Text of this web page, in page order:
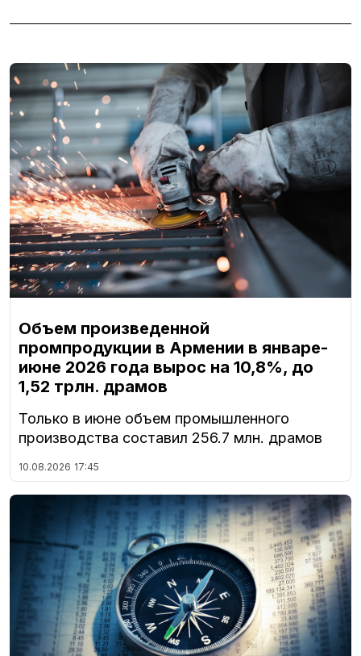
Объем произведенной
промпродукции в Армении в январе-
июне 2026 года вырос на 10,8%, до
1,52 трлн. драмов
Только в июне объем промышленного
производства составил 256.7 млн. драмов
10.08.2026 17:45